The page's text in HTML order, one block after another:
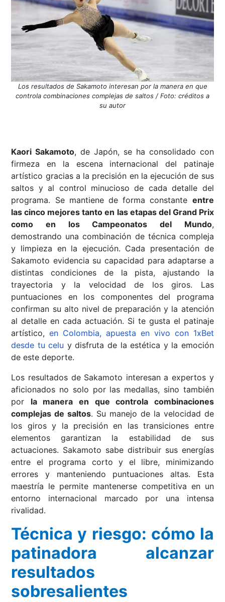
Los resultados de Sakamoto interesan por la manera en que
controla combinaciones complejas de saltos / Foto: créditos a
su autor
Kaori Sakamoto, de Japón, se ha consolidado con
firmeza en la escena internacional del patinaje
artístico gracias a la precisión en la ejecución de sus
saltos y al control minucioso de cada detalle del
programa. Se mantiene de forma constante entre
las cinco mejores tanto en las etapas del Grand Prix
como en los Campeonatos del Mundo,
demostrando una combinación de técnica compleja
y limpieza en la ejecución. Cada presentación de
Sakamoto evidencia su capacidad para adaptarse a
distintas condiciones de la pista, ajustando la
trayectoria y la velocidad de los giros. Las
puntuaciones en los componentes del programa
confirman su alto nivel de preparación y la atención
al detalle en cada actuación. Si te gusta el patinaje
artístico,en Colombia, apuesta en vivo con 1xBet
desde tu celu y disfruta de la estética y la emoción
de este deporte.
Los resultados de Sakamoto interesan a expertos y
aficionados no solo por las medallas, sino también
por la manera en que controla combinaciones
complejas de saltos. Su manejo de la velocidad de
los giros y la precisión en las transiciones entre
elementos garantizan la estabilidad de sus
actuaciones. Sakamoto sabe distribuir sus energías
entre el programa corto y el libre, minimizando
errores y manteniendo puntuaciones altas. Esta
maestría le permite mantenerse competitiva en un
entorno internacional marcado por una intensa
rivalidad.
Técnica y riesgo: cómo la
patinadora alcanzar
resultados
sobresalientes